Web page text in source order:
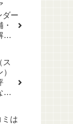
ダー
ス
ど
ミは